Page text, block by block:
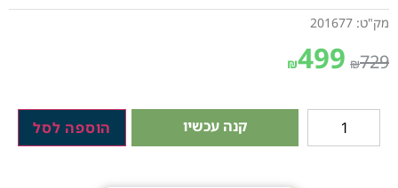
מק"ט: 201677
₪729
₪499
קנה עכשיו הוספה לסל